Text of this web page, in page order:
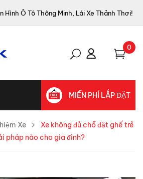
Hình Ô Tô Thông Minh, Lái Xe Thảnh Thơi!
0
MIỄN PHÍ LẮP ĐẶT
Xe
Xe không đủ chỗ đặt ghế trẻ
pháp nào cho gia đình?